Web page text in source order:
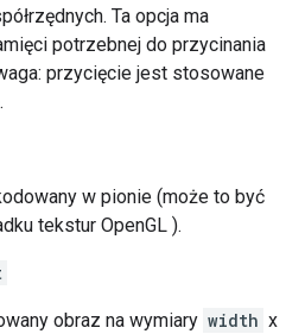
Ta opcja ma
potrzebnej do przycinania
przycięcie jest stosowane
w pionie (może to być
tekstur OpenGL ).
obraz na wymiary width x